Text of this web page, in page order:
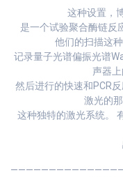
这种设置，
是一个试验聚合酶链反
他们的扫描这
记录量子光谱偏振光谱
声器上
然后进行的快速和PCR
激光的
这种独特的激光系统。